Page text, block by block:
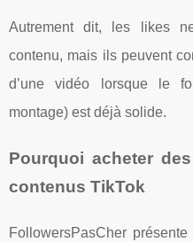
Autrement dit, les likes
contenu, mais ils peuvent
d’une vidéo lorsque le
montage) est déjà solide.
Pourquoi acheter
contenus TikTok
FollowersPasCher